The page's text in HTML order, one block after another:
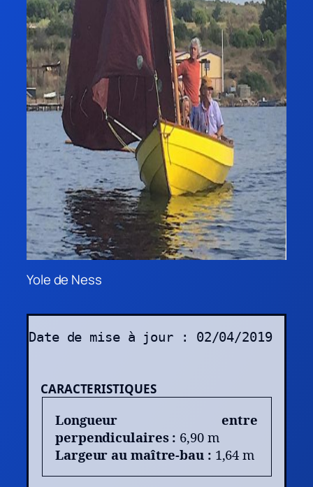
Yole de Ness
Date de mise à jour : 02/04/2019
CARACTERISTIQUES
Longueur entre
perpendiculaires : 6,90 m
Largeur au maître-bau : 1,64 m